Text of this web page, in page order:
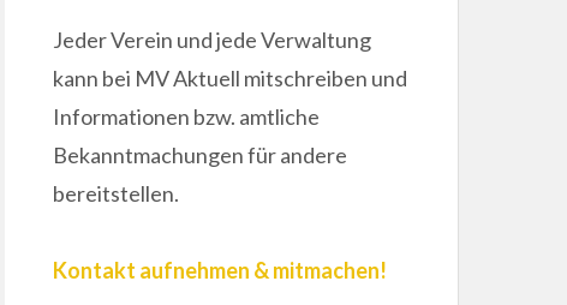
Jeder Verein und jede Verwaltung
kann bei MV Aktuell mitschreiben und
Informationen bzw. amtliche
Bekanntmachungen für andere
bereitstellen.
Kontakt aufnehmen & mitmachen!